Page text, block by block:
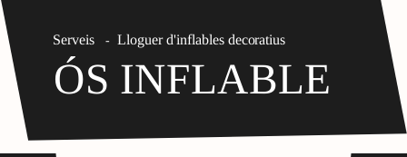
Serveis - Lloguer d'inflables decoratius
ÓS INFLABLE